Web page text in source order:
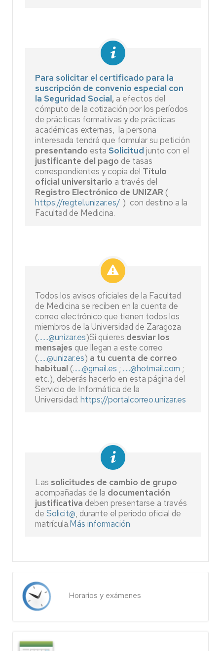
Para solicitar el certificado para la
suscripción de convenio especial con
la Seguridad Social, a efectos del
cómputo de la cotización por los períodos
de prácticas formativas y de prácticas
académicas externas, la persona
interesada tendrá que formular su petición
presentando esta Solicitud junto con el
justificante del pago de tasas
correspondientes y copia del Título
oficial universitario a través del
Registro Electrónico de UNIZAR (
https://regtel.unizar.es/ ) con destino a la
Facultad de Medicina.
Todos los avisos oficiales de la Facultad
de Medicina se reciben en la cuenta de
correo electrónico que tienen todos los
miembros de la Universidad de Zaragoza
(.......@unizar.es)Si quieres desviar los
mensajes que llegan a este correo
(......@unizar.es) a tu cuenta de correo
habitual (......@gmail.es ; .....@hotmail.com ;
etc.), deberás hacerlo en esta página del
Servicio de Informática de la
Universidad: https://portalcorreo.unizar.es
Las solicitudes de cambio de grupo
acompañadas de la documentación
justificativa deben presentarse a través
de Solicit@, durante el periodo oficial de
matrícula.Más información
Horarios y exámenes